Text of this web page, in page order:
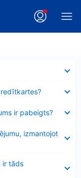
ir pabeigts?
izmantojot
ir tāds